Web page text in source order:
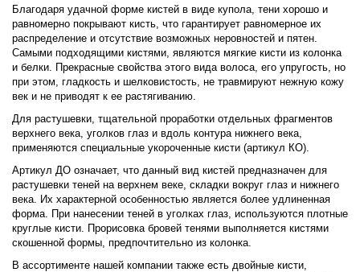
Благодаря удачной форме кистей в виде купола, тени хорошо и
равномерно покрывают кисть, что гарантирует равномерное их
распределение и отсутствие возможных неровностей и пятен.
Самыми подходящими кистями, являются мягкие кисти из колонка
и белки. Прекрасные свойства этого вида волоса, его упругость, но
при этом, гладкость и шелковистость, не травмируют нежную кожу
век и не приводят к ее растягиванию.
Для растушевки, тщательной проработки отдельных фрагментов
верхнего века, уголков глаз и вдоль контура нижнего века,
применяются специальные укороченные кисти (артикул КО).
Артикул ДО означает, что данный вид кистей предназначен для
растушевки теней на верхнем веке, складки вокруг глаз и нижнего
века. Их характерной особенностью является более удлиненная
форма. При нанесении теней в уголках глаз, используются плотные
круглые кисти. Прорисовка бровей тенями выполняется кистями
скошенной формы, предпочтительно из колонка.
В ассортименте нашей компании также есть двойные кисти,